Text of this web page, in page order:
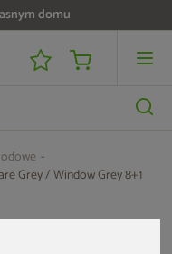
domu
Grey / Window Grey 8+1